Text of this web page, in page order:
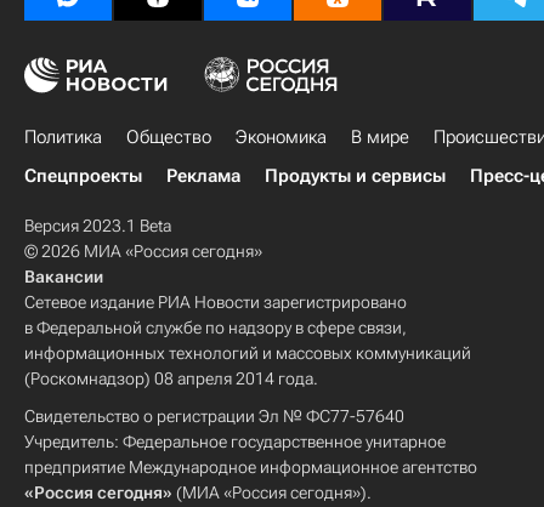
Политика Общество Экономика В мире
Спецпроекты
Реклама Продукты и сервисы Пресс-
Версия 2023.1 Beta
© 2026 МИА «Россия сегодня»
Вакансии
Сетевое издание РИА Новости зарегистрировано
в Федеральной службе по надзору в сфере связи,
информационных технологий и массовых коммуникаций
(Роскомнадзор) 08 апреля 2014 года.
Свидетельство о регистрации Эл № ФС77-57640
Учредитель: Федеральное государственное унитарное
предприятие Международное информационное агентство
«Россия сегодня» (МИА «Россия сегодня»).